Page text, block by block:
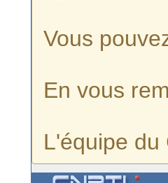
Vous
En vous
L'équipe du